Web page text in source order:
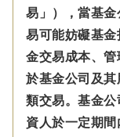
易」），當基
易可能妨礙基
金交易成本、管
於基金公司及
類交易。基金
資人於一定期